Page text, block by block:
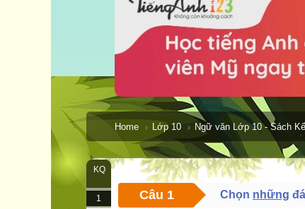
Home Lớp 10 Ngữ văn Lớp 10 - Sách
KQ
1
Câu 1 Chọn những